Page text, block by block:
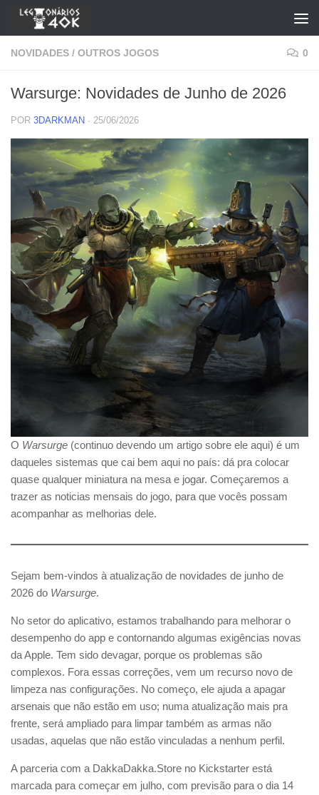
Skip to content
NOVIDADES / OUTROS JOGOS 0
Warsurge: Novidades de Junho de 2026
POR 3DARKMAN · 25/06/2026
O Warsurge (continuo devendo um artigo sobre ele aqui) é um
daqueles sistemas que cai bem aqui no país: dá pra colocar
quase qualquer miniatura na mesa e jogar. Começaremos a
trazer as noticias mensais do jogo, para que vocês possam
acompanhar as melhorias dele.
Sejam bem-vindos à atualização de novidades de junho de
2026 do Warsurge.
No setor do aplicativo, estamos trabalhando para melhorar o
desempenho do app e contornando algumas exigências novas
da Apple. Tem sido devagar, porque os problemas são
complexos. Fora essas correções, vem um recurso novo de
limpeza nas configurações. No começo, ele ajuda a apagar
arsenais que não estão em uso; numa atualização mais pra
frente, será ampliado para limpar também as armas não
usadas, aquelas que não estão vinculadas a nenhum perfil.
A parceria com a DakkaDakka.Store no Kickstarter está
marcada para começar em julho, com previsão para o dia 14